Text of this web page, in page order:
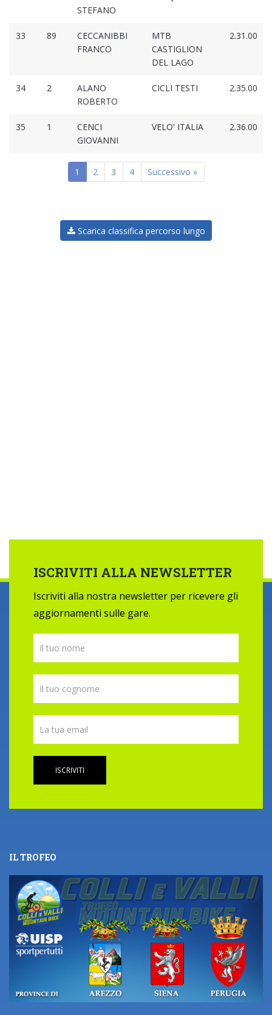
STEFANO
33 89
CECCANIBBI
FRANCO
MTB
CASTIGLION
DEL LAGO
2.31.00
34 2
ALANO
ROBERTO
CICLI TESTI 2.35.00
35 1
CENCI
GIOVANNI
VELO' ITALIA 2.36.00
1 2 3 4 Successivo »
Scarica classifica percorso lungo
ISCRIVITI ALLA NEWSLETTER
Iscriviti alla nostra newsletter per ricevere gli
aggiornamenti sulle gare.
ISCRIVITI
IL TROFEO